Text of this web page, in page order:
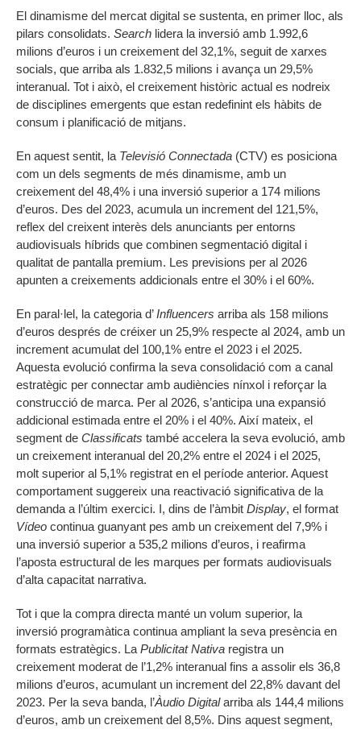
El dinamisme del mercat digital se sustenta, en primer lloc, als
pilars consolidats. Search lidera la inversió amb 1.992,6
milions d’euros i un creixement del 32,1%, seguit de xarxes
socials, que arriba als 1.832,5 milions i avança un 29,5%
interanual. Tot i això, el creixement històric actual es nodreix
de disciplines emergents que estan redefinint els hàbits de
consum i planificació de mitjans.
En aquest sentit, la Televisió Connectada (CTV) es posiciona
com un dels segments de més dinamisme, amb un
creixement del 48,4% i una inversió superior a 174 milions
d’euros. Des del 2023, acumula un increment del 121,5%,
reflex del creixent interès dels anunciants per entorns
audiovisuals híbrids que combinen segmentació digital i
qualitat de pantalla premium. Les previsions per al 2026
apunten a creixements addicionals entre el 30% i el 60%.
En paral·lel, la categoria d’Influencers arriba als 158 milions
d’euros després de créixer un 25,9% respecte al 2024, amb un
increment acumulat del 100,1% entre el 2023 i el 2025.
Aquesta evolució confirma la seva consolidació com a canal
estratègic per connectar amb audiències nínxol i reforçar la
construcció de marca. Per al 2026, s’anticipa una expansió
addicional estimada entre el 20% i el 40%. Així mateix, el
segment de Classificats també accelera la seva evolució, amb
un creixement interanual del 20,2% entre el 2024 i el 2025,
molt superior al 5,1% registrat en el període anterior. Aquest
comportament suggereix una reactivació significativa de la
demanda a l’últim exercici. I, dins de l’àmbit Display, el format
Vídeo continua guanyant pes amb un creixement del 7,9% i
una inversió superior a 535,2 milions d’euros, i reafirma
l’aposta estructural de les marques per formats audiovisuals
d’alta capacitat narrativa.
Tot i que la compra directa manté un volum superior, la
inversió programàtica continua ampliant la seva presència en
formats estratègics. La Publicitat Nativa registra un
creixement moderat de l’1,2% interanual fins a assolir els 36,8
milions d’euros, acumulant un increment del 22,8% davant del
2023. Per la seva banda, l’Àudio Digitalarriba als 144,4 milions
d’euros, amb un creixement del 8,5%. Dins aquest segment,